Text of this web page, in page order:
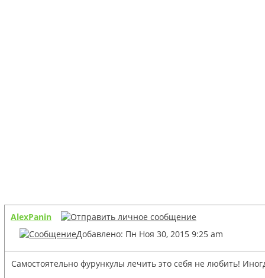
AlexPanin
Добавлено: Пн Ноя 30, 2015 9:25 am
Самостоятельно фурункулы лечить это себя не любить!